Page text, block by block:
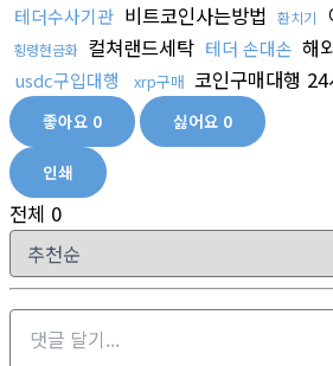
테더수사기관 비트코인사는방법 환치기
횡령현금화 컬쳐랜드세탁 테더 손대손 해
usdc구입대행 xrp구매 코인구매대행 24
좋아요 0 싫어요 0
인쇄
전체 0